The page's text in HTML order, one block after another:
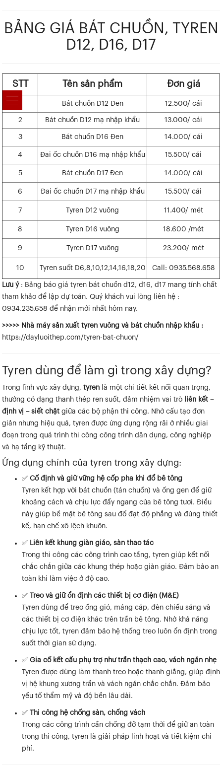
BẢNG GIÁ BÁT CHUỒN, TYREN
D12, D16, D17
STT Tên sản phẩm Đơn giá
Bát chuồn D12 Đen 12.500/ cái
2 Bát chuồn D12 mạ nhập khẩu 13.000/ cái
3 Bát chuồn D16 Đen 14.000/ cái
4 Đai ốc chuồn D16 mạ nhập khẩu 15.500/ cái
5 Bát chuồn D17 Đen 14.000/ cái
6 Đai ốc chuồn D17 mạ nhập khẩu 15.500/ cái
7 Tyren D12 vuông 11.400/ mét
8 Tyren D16 vuông 18.600 /mét
9 Tyren D17 vuông 23.200/ mét
10 Tyren suốt D6,8,10,12,14,16,18,20 Call: 0935.568.658
Lưu ý: Bảng báo giá tyren bát chuồn d12, d16, d17 mang tính chất
tham khảo để lập dự toán. Quý khách vui lòng liên hệ :
0934.235.658 để nhận mới nhất hôm nay.
>>>>> Nhà máy sản xuất tyren vuông và bát chuồn nhập khẩu :
https://dayluoithep.com/tyren-bat-chuon/
Tyren dùng để làm gì trong xây dựng?
Trong lĩnh vực xây dựng, tyren là một chi tiết kết nối quan trọng,
thường có dạng thanh thép ren suốt, đảm nhiệm vai trò
liên kết –
định vị – siết chặt giữa các bộ phận thi công. Nhờ cấu tạo đơn
giản nhưng hiệu quả, tyren được ứng dụng rộng rãi ở nhiều giai
đoạn trong quá trình thi công công trình dân dụng, công nghiệp
và hạ tầng kỹ thuật.
Ứng dụng chính của tyren trong xây dựng:
✅ Cố định và giữ vững hệ cốp pha khi đổ bê tông
Tyren kết hợp với bát chuồn (tán chuồn) và ống gen để giữ
khoảng cách và chịu lực đẩy ngang của bê tông tươi. Điều
này giúp bề mặt bê tông sau đổ đạt độ phẳng và đúng thiết
kế, hạn chế xô lệch khuôn.
✅ Liên kết khung giàn giáo, sàn thao tác
Trong thi công các công trình cao tầng, tyren giúp kết nối
chắc chắn giữa các khung thép hoặc giàn giáo. Đảm bảo an
toàn khi làm việc ở độ cao.
✅
Treo và giữ ổn định các thiết bị cơ điện (M&E)
Tyren dùng để treo ống gió, máng cáp, đèn chiếu sáng và
các thiết bị cơ điện khác trên trần bê tông. Nhờ khả năng
chịu lực tốt, tyren đảm bảo hệ thống treo luôn ổn định trong
suốt thời gian sử dụng.
✅ Gia cố kết cấu phụ trợ như trần thạch cao, vách ngăn nhẹ
Tyren được dùng làm thanh treo hoặc thanh giằng, giúp định
vị hệ khung xương trần và vách ngăn chắc chắn. Đảm bảo
yếu tố thẩm mỹ và độ bền lâu dài.
✅
Thi công hệ chống sàn, chống vách
Trong các công trình cần chống đỡ tạm thời để giữ an toàn
trong thi công, tyren là giải pháp linh hoạt và tiết kiệm chi
phí.